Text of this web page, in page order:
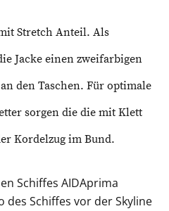
Stretch Anteil. Als
Jacke einen zweifarbigen
den Taschen. Für optimale
sorgen die die mit Klett
Kordelzug im Bund.
Schiffes AIDAprima
des Schiffes vor der Skyline